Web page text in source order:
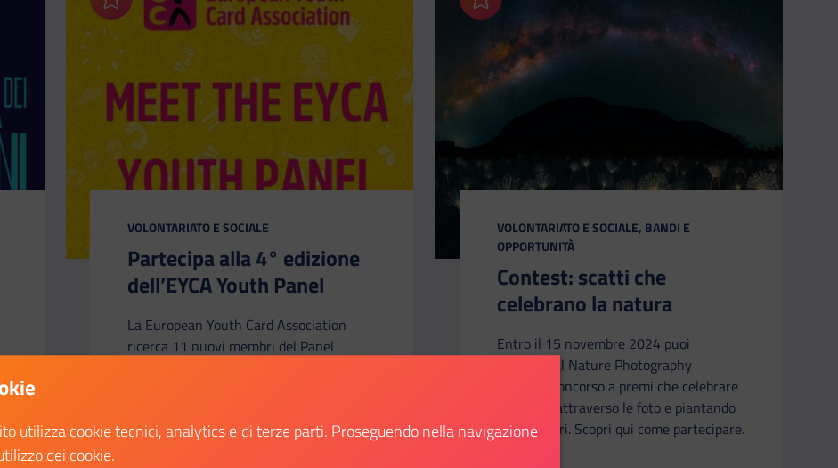
Aggiungi ai preferiti
CATEGORIA:
VOLONTARIATO E SOCIALE
Partecipa alla 4° edizione
dell’EYCA Youth Panel
La European Youth Card Association
ricerca 11 nuovi membri del Panel
novembre.
Aggiungi ai preferiti
CATEGORIA:
VOLONTARIATO E SOCIALE, BANDI E
OPPORTUNITÀ
Contest: scatti che
celebrano la natura
Entro il 15 novembre 2024 puoi
iscriverti al Nature Photography
Contest, concorso a premi che celebrare
la natura attraverso le foto e piantando
nuovi alberi. Scopri qui come partecipare.
utilizza cookie tecnici, analytics e di terze parti. Proseguendo nella navigazione
dei cookie.